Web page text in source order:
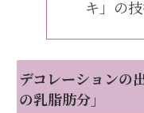
キ」の
デコレーションの
の乳脂肪分」